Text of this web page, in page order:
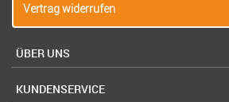
Vertrag widerrufen
ÜBER UNS
KUNDENSERVICE